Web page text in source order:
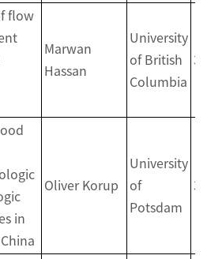
flow
Marwan
Hassan
University
of British
Columbia
3
in
Oliver Korup
University
of
Potsdam
3